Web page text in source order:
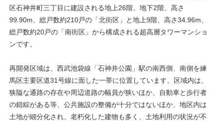
区石神井町三丁目に建設される地上26階、地下2階、高さ
99.90m、総戸数約210戸の「北街区」と地上9階、高さ34.96m、
総戸数約20戸の「南街区」から構成される超高層タワーマンショ
ンです。
再開発区域は、西武池袋線「石神井公園」駅の南西側、南側を練
馬区主要区道31号線に面した一帯に位置しています。区域内は、
狭隘な通路の存在や周辺道路の幅員が狭いほか、自動車と歩行者
の錯綜がある等、公共施設の整備が十分ではないほか、地区内は
土地が細分化され、老朽化した建物も多く、土地利用の状況が不